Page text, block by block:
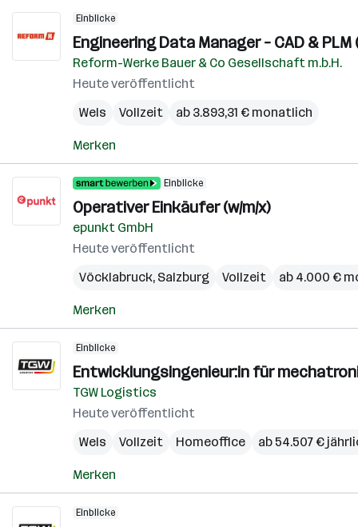
Einblicke
Engineering Data Manager – CAD & PLM
Reform-Werke Bauer & Co Gesellschaft m.b.H.
Heute veröffentlicht
Wels
Vollzeit ab 3.893,31 € monatlich
Merken
Einblicke
Operativer Einkäufer (w/m/x)
epunkt GmbH
Heute veröffentlicht
Vöcklabruck, Salzburg Vollzeit ab 4.000 €
Merken
Einblicke
Entwicklungsingenieur:in für
TGW Logistics
Heute veröffentlicht
Wels
Vollzeit Homeoffice ab 54.507 €
Merken
Einblicke